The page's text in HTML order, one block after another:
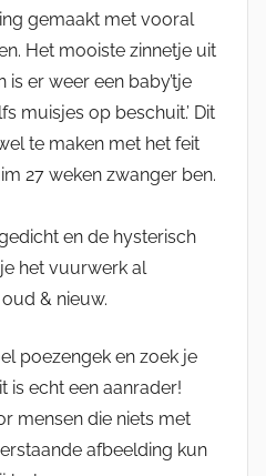
gemaakt met vooral
Het mooiste zinnetje uit
is er weer een baby’tje
muisjes op beschuit.’ Dit
te maken met het feit
27 weken zwanger ben.
en de hysterisch
het vuurwerk al
& nieuw.
poezengek en zoek je
is echt een aanrader!
mensen die niets met
afbeelding kun